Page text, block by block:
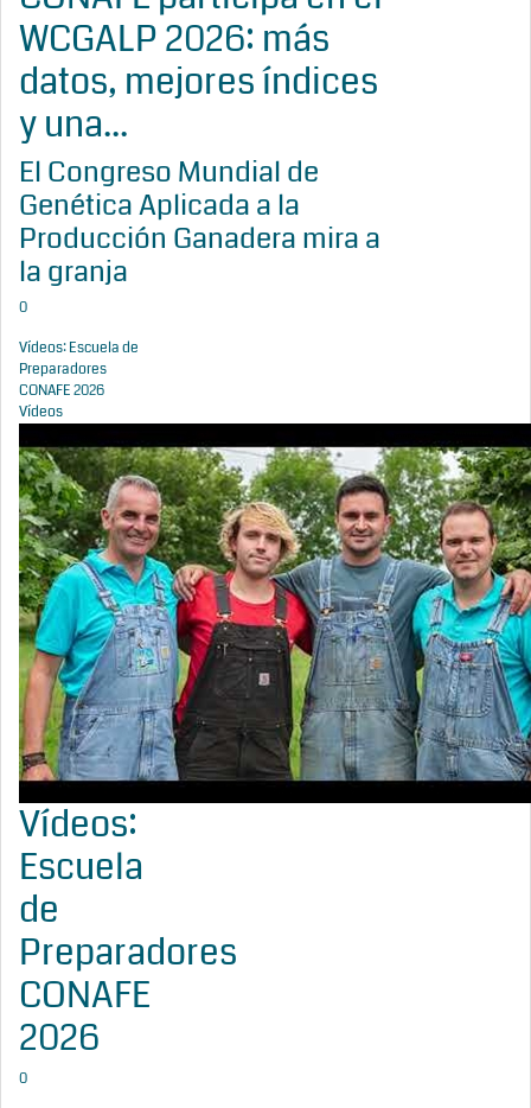
WCGALP 2026: más
datos, mejores índices
y una...
El Congreso Mundial de
Genética Aplicada a la
Producción Ganadera mira a
la granja
0
Vídeos: Escuela de
Preparadores
CONAFE 2026
Vídeos
Vídeos:
Escuela
de
Preparadores
CONAFE
2026
0